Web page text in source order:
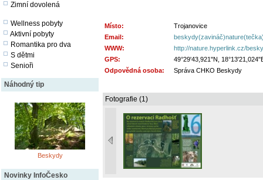
Zimní dovolená
Wellness pobyty
Aktivní pobyty
Romantika pro dva
S dětmi
Senioři
Náhodný tip
Beskydy
Novinky InfoČesko
Místo:
Trojanovice
Email:
WWW:
http://nature.hyperlink.cz/
GPS:
49°29'43,921"N,
Odpovědná osoba:
Správa CHKO Beskydy
Fotografie (1)